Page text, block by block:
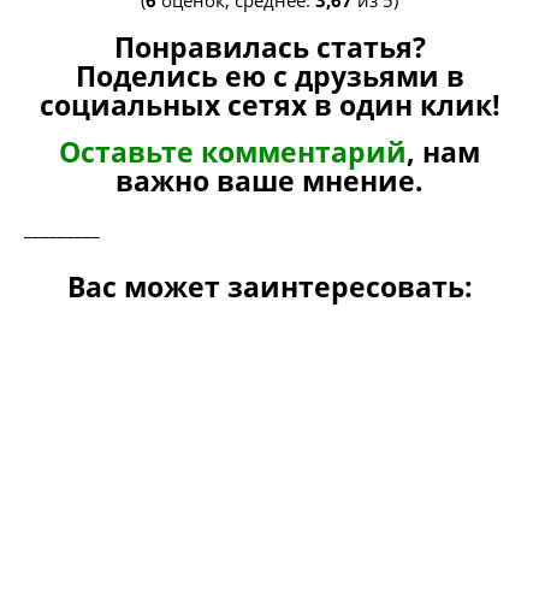
Понравилась статья?
Поделись ею с друзьями в
социальных сетях в один клик!
Оставьте комментарий, нам
важно ваше мнение.
Вас может заинтересовать: